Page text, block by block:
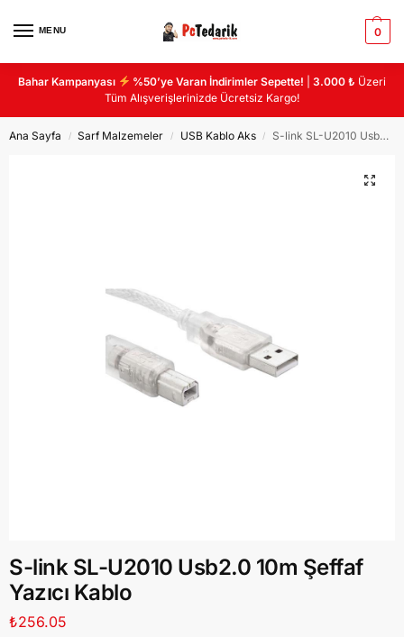
MENU 0
Bahar Kampanyası %50’ye Varan İndirimler Sepette! |3.000 ₺ Üzeri
Tüm Alışverişlerinizde Ücretsiz Kargo!
Ana Sayfa / Sarf Malzemeler / USB Kablo Aks / S-link SL-U2010 Usb2.0 10m Şeffaf Yazıcı Kablo
S-link SL-U2010 Usb2.0 10m Şeffaf
Yazıcı Kablo
₺256.05